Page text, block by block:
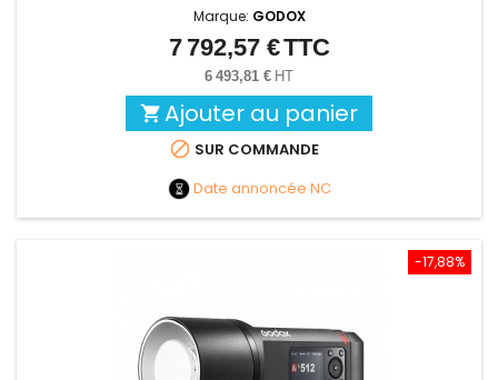
Marque: GODOX
Prix
7 792,57 €TTC
6 493,81 € HT
 Ajouter au panier
 SUR COMMANDE
Date annoncée NC
-17,88%